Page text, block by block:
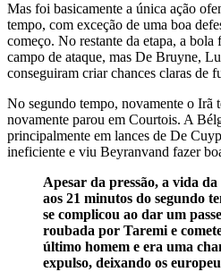
Mas foi basicamente a única ação
tempo, com exceção de uma boa
começo. No restante da etapa, a
campo de ataque, mas De Bruyne,
conseguiram criar chances claras de
No segundo tempo, novamente o Irã
novamente parou em Courtois. A
principalmente em lances de De
ineficiente e viu Beyranvand fazer
Apesar da pressão, a vida
aos 21 minutos do segundo
se complicou ao dar um
roubada por Taremi e
último homem e era uma
expulso, deixando os